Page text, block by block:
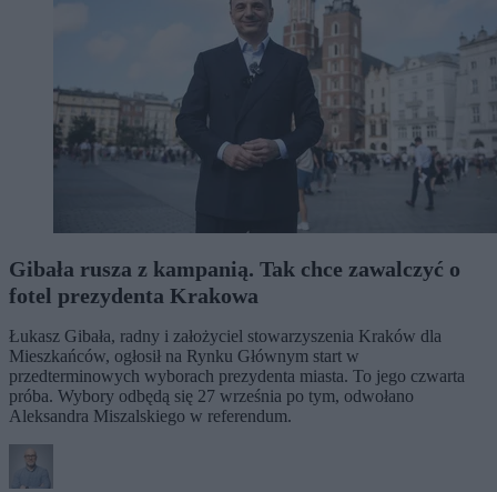
Gibała rusza z kampanią. Tak chce zawalczyć o
fotel prezydenta Krakowa
Łukasz Gibała, radny i założyciel stowarzyszenia Kraków dla
Mieszkańców, ogłosił na Rynku Głównym start w
przedterminowych wyborach prezydenta miasta. To jego czwarta
próba. Wybory odbędą się 27 września po tym, odwołano
Aleksandra Miszalskiego w referendum.